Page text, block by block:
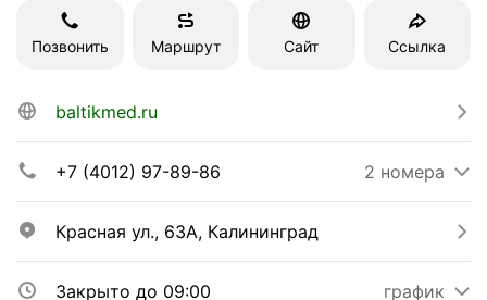
Позвонить Маршрут Сайт Ссылка
baltikmed.ru
+7 (4012) 97-89-86 2 номера
Красная ул., 63А, Калининград
Закрыто до 09:00 график